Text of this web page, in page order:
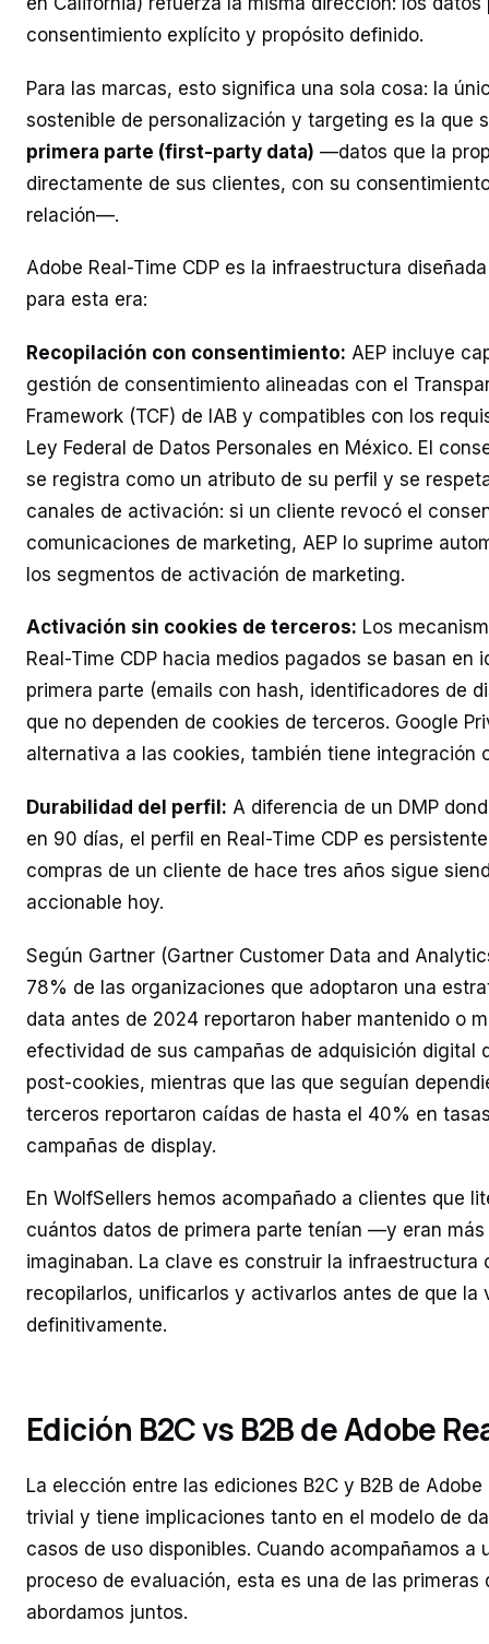
consentimiento explícito y propósito definido.
Para las marcas, esto significa una sola cosa: la
sostenible de personalización y targeting es la que
primera parte (first-party data) —datos que la
directamente de sus clientes, con su
relación—.
Adobe Real-Time CDP es la infraestructura
para esta era:
Recopilación con consentimiento: AEP incluye
gestión de consentimiento alineadas con el
Framework (TCF) de IAB y compatibles con los
Ley Federal de Datos Personales en México. El
se registra como un atributo de su perfil y se
canales de activación: si un cliente revocó el
comunicaciones de marketing, AEP lo suprime
los segmentos de activación de marketing.
Activación sin cookies de terceros: Los
Real-Time CDP hacia medios pagados se basan en
primera parte (emails con hash, identificadores de
que no dependen de cookies de terceros. Google
alternativa a las cookies, también tiene integración
Durabilidad del perfil: A diferencia de un DMP
en 90 días, el perfil en Real-Time CDP es
compras de un cliente de hace tres años sigue
accionable hoy.
Según Gartner (Gartner Customer Data and
78% de las organizaciones que adoptaron una
data antes de 2024 reportaron haber mantenido o
efectividad de sus campañas de adquisición digital
post-cookies, mientras que las que seguían
terceros reportaron caídas de hasta el 40% en
campañas de display.
En WolfSellers hemos acompañado a clientes que
cuántos datos de primera parte tenían —y eran más
imaginaban. La clave es construir la infraestructura
recopilarlos, unificarlos y activarlos antes de que la
definitivamente.
Edición B2C vs B2B de Adobe
La elección entre las ediciones B2C y B2B de Adobe
trivial y tiene implicaciones tanto en el modelo de
casos de uso disponibles. Cuando acompañamos a
proceso de evaluación, esta es una de las primeras
abordamos juntos.